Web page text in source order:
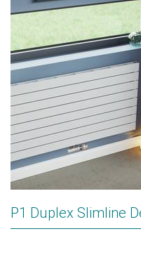
P1 Duplex Slimline